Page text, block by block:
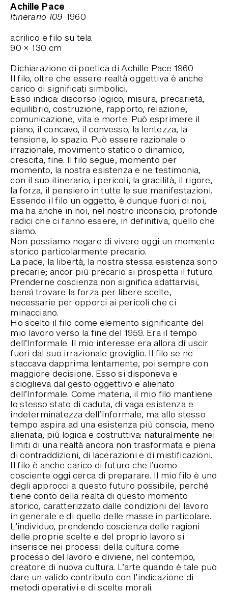
Achille Pace
Itinerario 109 1960
acrilico e filo su tela
90 × 130 cm
Dichiarazione di poetica di Achille Pace 1960
Il filo, oltre che essere realtà oggettiva è anche
carico di significati simbolici.
Esso indica: discorso logico, misura, precarietà,
equilibrio, costruzione, rapporto, relazione,
comunicazione, vita e morte. Può esprimere il
piano, il concavo, il convesso, la lentezza, la
tensione, lo spazio. Può essere razionale o
irrazionale, movimento statico o dinamico,
crescita, fine. Il filo segue, momento per
momento, la nostra esistenza e ne testimonia,
con il suo itinerario, i pericoli, la gracilità, il rigore,
la forza, il pensiero in tutte le sue manifestazioni.
Essendo il filo un oggetto, è dunque fuori di noi,
ma ha anche in noi, nel nostro inconscio, profonde
radici che ci fanno essere, in definitiva, quello che
siamo.
Non possiamo negare di vivere oggi un momento
storico particolarmente precario.
La pace, la libertà, la nostra stessa esistenza sono
precarie; ancor più precario si prospetta il futuro.
Prenderne coscienza non significa adattarvisi,
bensì trovare la forza per libere scelte,
necessarie per opporci ai pericoli che ci
minacciano.
Ho scelto il filo come elemento significante del
mio lavoro verso la fine del 1959. Era il tempo
dell’Informale. Il mio interesse era allora di uscir
fuori dal suo irrazionale groviglio. Il filo se ne
staccava dapprima lentamente, poi sempre con
maggiore decisione. Esso si disponeva e
scioglieva dal gesto oggettivo e alienato
dell’Informale. Come materia, il mio filo mantiene
lo stesso stato di caduta, di vaga esistenza e
indeterminatezza dell’Informale, ma allo stesso
tempo aspira ad una esistenza più conscia, meno
alienata, più logica e costruttiva: naturalmente nei
limiti di una realtà ancora non trasformata e piena
di contraddizioni, di lacerazioni e di mistificazioni.
Il filo è anche carico di futuro che l’uomo
cosciente oggi cerca di preparare. Il mio filo è uno
degli approcci a questo futuro possibile, perché
tiene conto della realtà di questo momento
storico, caratterizzato dalle condizioni del lavoro
in generale e di quello delle masse in particolare.
L’individuo, prendendo coscienza delle ragioni
delle proprie scelte e del proprio lavoro si
inserisce nei processi della cultura come
processo del lavoro e diviene, nel contempo,
creatore di nuova cultura. L’arte quando è tale può
dare un valido contributo con l’indicazione di
metodi operativi e di scelte morali.